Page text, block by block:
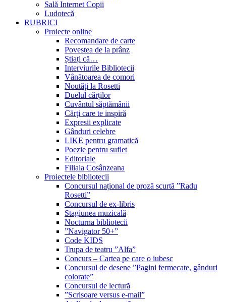
Sală Internet Copii
Ludotecă
RUBRICI
Proiecte online
Recomandare de carte
Povestea de la prânz
Știați că…
Interviurile Bibliotecii
Vânătoarea de comori
Noutăți la Rosetti
Duelul cărților
Cuvântul săptămânii
Cărți care te inspiră
Expresii explicate
Gânduri celebre
LIKE pentru gramatică
Poezie pentru suflet
Editoriale
Filiala Cosânzeana
Proiectele bibliotecii
Concursul național de proză scurtă ”Radu
Rosetti”
Concursul de ex-libris
Stagiunea muzicală
Nocturna bibliotecii
”Navigator 50+”
Code KIDS
Trupa de teatru ”Alfa”
Concurs – Cartea pe care o iubesc
Concursul de desene ”Pagini fermecate, gânduri
colorate”
Concursul de lectură
”Scrisoare versus e-mail”